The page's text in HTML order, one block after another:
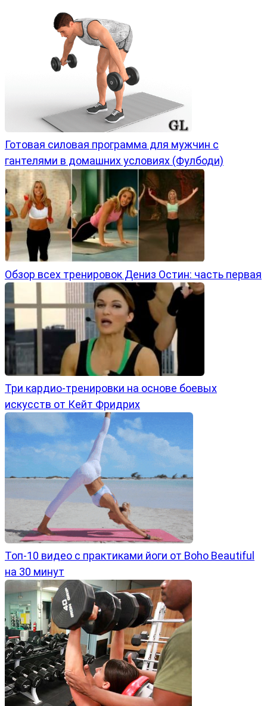
Готовая силовая программа для мужчин с
гантелями в домашних условиях (Фулбоди)
Обзор всех тренировок Дениз Остин: часть первая
Три кардио-тренировки на основе боевых
искусств от Кейт Фридрих
Топ-10 видео с практиками йоги от Boho Beautiful
на 30 минут